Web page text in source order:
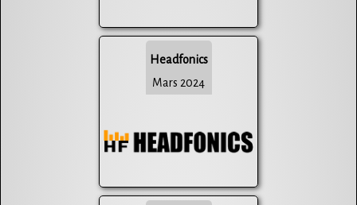
Headfonics
Mars 2024